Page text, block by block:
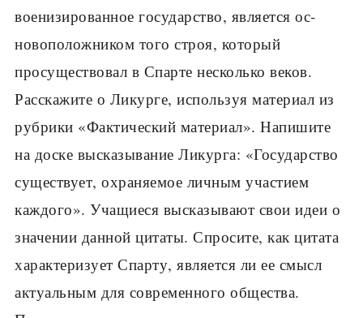
военизированное государство, является ос­
новоположником того строя, который
просущество­вал в Спарте несколько веков.
Расскажите о Ликурге, используя материал из
рубрики «Фактический ма­териал». Напишите
на доске высказывание Ликурга: «Государство
существует, охраняемое личным уча­стием
каждого». Учащиеся высказывают свои идеи о
значении данной цитаты. Спросите, как цитата
ха­рактеризует Спарту, является ли ее смысл
актуальным для современного общества.